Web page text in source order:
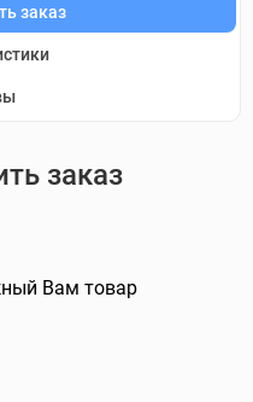
заказ
заказ
Вам товар